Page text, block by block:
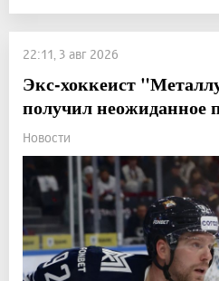
22:11, 3 авг 2026
Экс-хоккеист
получил неожиданное
Новости